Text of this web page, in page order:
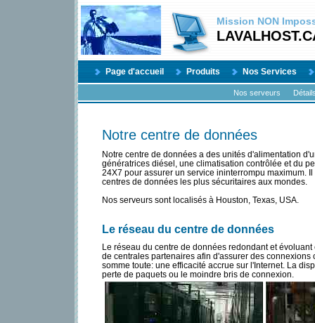
Mission NON
Page d'accueil Produits Nos Services
Nos serveurs
Notre centre de données
Notre centre de données a des unités d'alimentation
génératrices diésel, une climatisation contrôlée et du
24X7 pour assurer un service ininterrompu maximum.
centres de données les plus sécuritaires aux mondes.
Nos serveurs sont localisés à Houston, Texas, USA.
Le réseau du centre de données
Le réseau du centre de données redondant et
de centrales partenaires afin d'assurer des
somme toute: une efficacité accrue sur l'Internet. La
perte de paquets ou le moindre bris de connexion.